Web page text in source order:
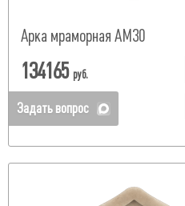
Арка мраморная АМ30
134165 руб.
Задать вопрос